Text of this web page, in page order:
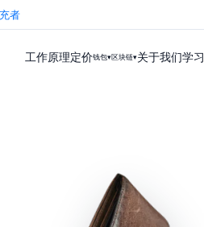
者
工作原理定价钱包▾区块链▾关于我们学习